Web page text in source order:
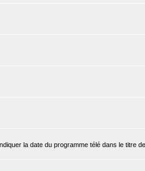
la date du programme télé dans le titre